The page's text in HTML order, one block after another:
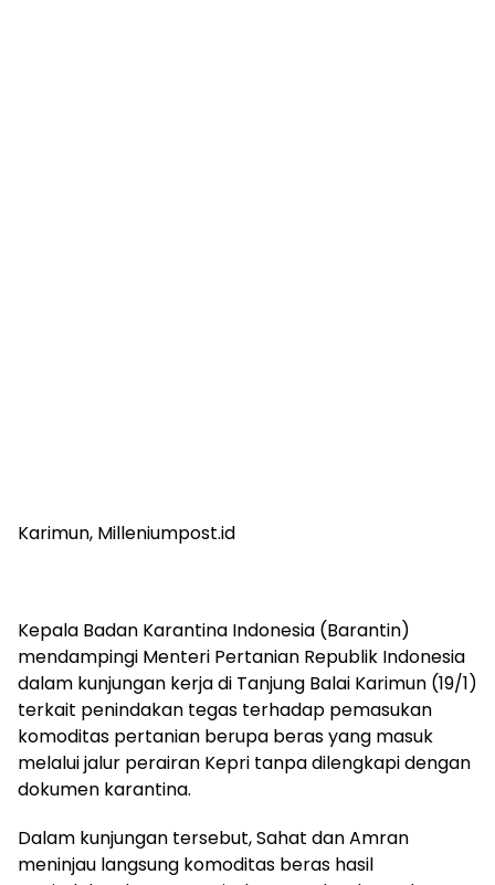
Karimun, Milleniumpost.id
Kepala Badan Karantina Indonesia (Barantin)
mendampingi Menteri Pertanian Republik Indonesia
dalam kunjungan kerja di Tanjung Balai Karimun (19/1)
terkait penindakan tegas terhadap pemasukan
komoditas pertanian berupa beras yang masuk
melalui jalur perairan Kepri tanpa dilengkapi dengan
dokumen karantina.
Dalam kunjungan tersebut, Sahat dan Amran
meninjau langsung komoditas beras hasil